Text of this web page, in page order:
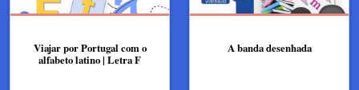
Viajar por Portugal com o
alfabeto latino | Letra F
A banda desenhada